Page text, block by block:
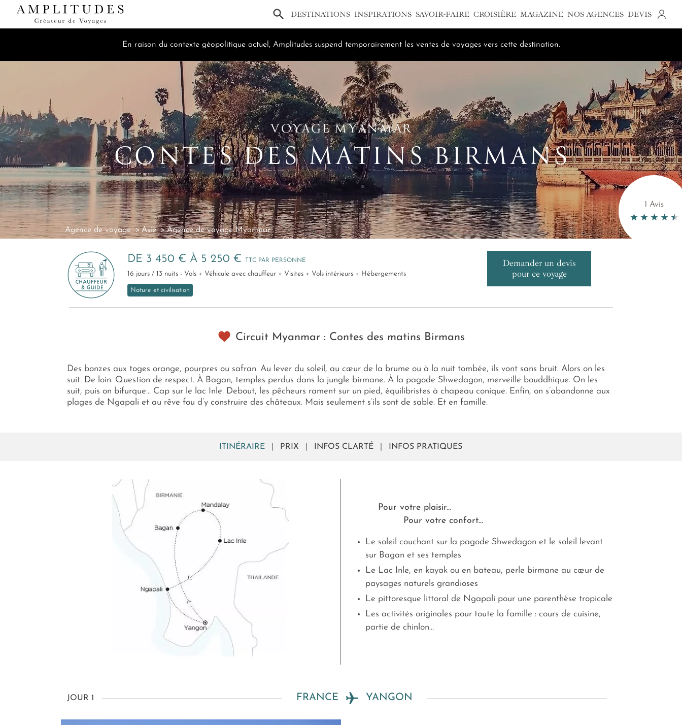
× DESTINATIONS INSPIRATIONS SAVOIR-FAIRE CROISIÈRE MAGAZINE NOS AGENCES DEVIS
En raison du contexte géopolitique actuel, Amplitudes suspend temporairement les ventes de voyages vers cette destination.
VOYAGE MYANMAR
CONTES DES MATINS BIRMANS
Agence de voyage Asie Agence de voyage Myanmar
1 Avis
DE 3 450 € À 5 250 € TTC PAR PERSONNE
16 jours / 13 nuits - Vols + Véhicule avec chauffeur + Visites + Vols intérieurs + Hébergements
Nature et civilisation
Demander un devis
pour ce voyage
Circuit Myanmar : Contes des matins Birmans
Des bonzes aux toges orange, pourpres ou safran. Au lever du soleil, au cœur de la brume ou à la nuit tombée, ils vont sans bruit. Alors on les
suit. De loin. Question de respect. À Bagan, temples perdus dans la jungle birmane. À la pagode Shwedagon, merveille bouddhique. On les
suit, puis on bifurque… Cap sur le lac Inle. Debout, les pêcheurs rament sur un pied, équilibristes à chapeau conique. Enfin, on s’abandonne aux
plages de Ngapali et au rêve fou d’y construire des châteaux. Mais seulement s’ils sont de sable. Et en famille.
ITINÉRAIRE PRIX INFOS CLARTÉ INFOS PRATIQUES
Pour votre plaisir...
Pour votre confort...
Le soleil couchant sur la pagode Shwedagon et le soleil levant
sur Bagan et ses temples
Le Lac Inle, en kayak ou en bateau, perle birmane au cœur de
paysages naturels grandioses
Le pittoresque littoral de Ngapali pour une parenthèse tropicale
Les activités originales pour toute la famille : cours de cuisine,
partie de chinlon…
JOUR 1 FRANCE YANGON